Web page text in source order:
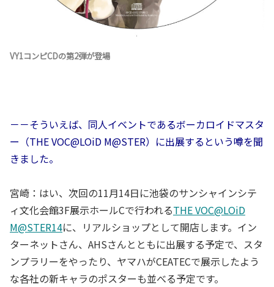
VY1コンピCDの第2弾が登場
－－そういえば、同人イベントであるボーカロイドマスタ
ー（THE VOC@LOiD M@STER）に出展するという噂を聞
きました。
宮崎：はい、次回の11月14日に池袋のサンシャインシテ
ィ文化会館3F展示ホールCで行われるTHE VOC@LOiD
M@STER14に、リアルショップとして開店します。イン
ターネットさん、AHSさんとともに出展する予定で、スタ
ンプラリーをやったり、ヤマハがCEATECで展示したよう
な各社の新キャラのポスターも並べる予定です。